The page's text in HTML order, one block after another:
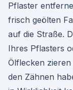
Pflaster
frisch geölten
auf die Straße.
Ihres Pflasters
Ölflecken
den Zähnen